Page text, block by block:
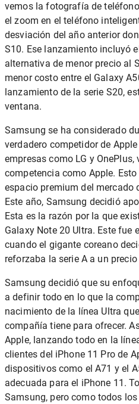
vemos la fotografía de
el zoom en el teléfono
desviación del año anterior
S10. Ese lanzamiento incluyó
alternativa de menor precio al
menor costo entre el Galaxy
lanzamiento de la serie S20,
ventana.
Samsung se ha considerado
verdadero competidor de
empresas como LG y OnePlus,
competencia como Apple.
espacio premium del mercado
Este año, Samsung decidió
Esta es la razón por la que
Galaxy Note 20 Ultra. Este fue
cuando el gigante coreano
reforzaba la serie A a un
Samsung decidió que su
a definir todo en lo que la
nacimiento de la línea Ultra
compañía tiene para ofrecer.
Apple, lanzando todo en la
clientes del iPhone 11 Pro de
dispositivos como el A71 y el
adecuada para el iPhone 11.
Samsung, pero como todos